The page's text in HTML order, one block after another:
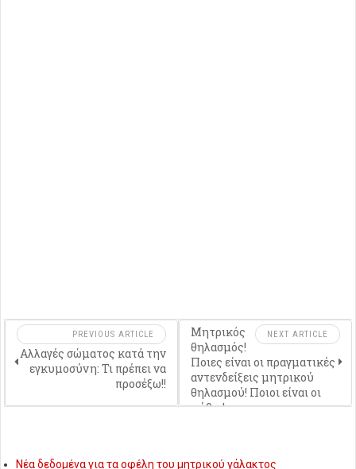
PREVIOUS ARTICLE
Αλλαγές σώματος κατά την
εγκυμοσύνη: Τι πρέπει να
προσέξω!!
NEXT ARTICLE
Μητρικός
θηλασμός!
Ποιες είναι οι πραγματικές
αντενδείξεις μητρικού
θηλασμού! Ποιοι είναι οι
μύθοι!
Νέα δεδομένα για τα οφέλη του μητρικού γάλακτος